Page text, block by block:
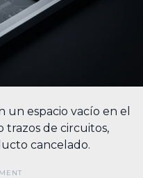
un espacio vacío en el
de circuitos,
cancelado.